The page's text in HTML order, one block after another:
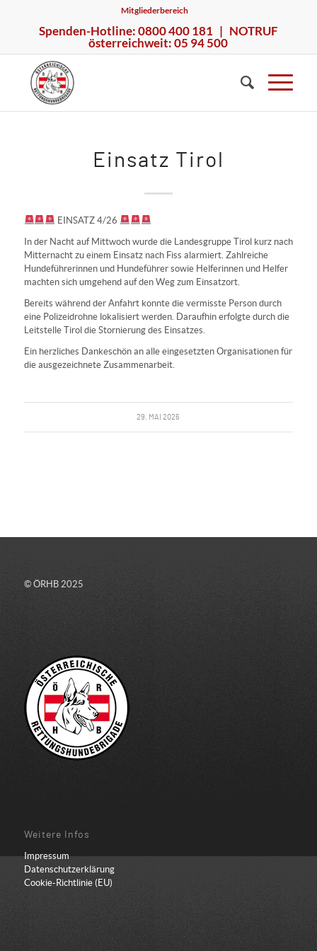
Mitgliederbereich
Spenden-Hotline: 0800 400 181 | NOTRUF
österreichweit: 05 94 500
Einsatz Tirol
EINSATZ 4/26
In der Nacht auf Mittwoch wurde die Landesgruppe Tirol kurz nach
Mitternacht zu einem Einsatz nach Fiss alarmiert. Zahlreiche
Hundeführerinnen und Hundeführer sowie Helferinnen und Helfer
machten sich umgehend auf den Weg zum Einsatzort.
Bereits während der Anfahrt konnte die vermisste Person durch
eine Polizeidrohne lokalisiert werden. Daraufhin erfolgte durch die
Leitstelle Tirol die Stornierung des Einsatzes.
Ein herzliches Dankeschön an alle eingesetzten Organisationen für
die ausgezeichnete Zusammenarbeit.
29. MAI 2026
© ÖRHB 2025
Weitere Infos
Impressum
Datenschutzerklärung
Cookie-Richtlinie (EU)